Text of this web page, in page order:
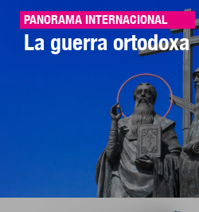
PANORAMA INTERNACIONAL
La guerra ortodoxa